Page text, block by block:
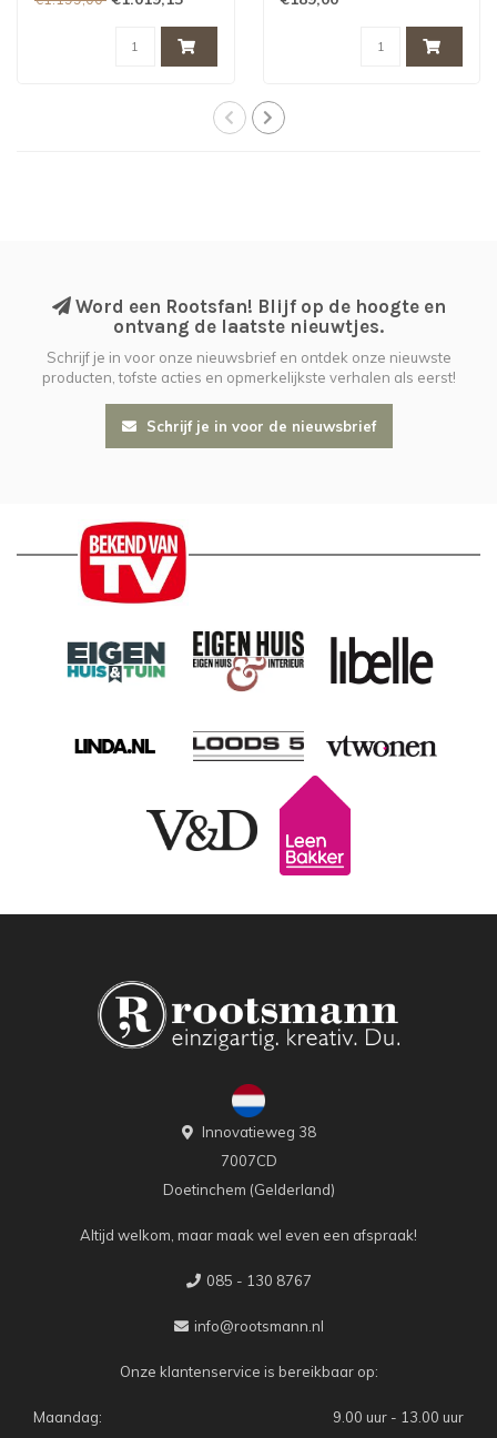
Word een Rootsfan! Blijf op de hoogte en
ontvang de laatste nieuwtjes.
Schrijf je in voor onze nieuwsbrief en ontdek onze nieuwste
producten, tofste acties en opmerkelijkste verhalen als eerst!
Schrijf je in voor de nieuwsbrief
Innovatieweg 38
7007CD
Doetinchem (Gelderland)
Altijd welkom, maar maak wel even een afspraak!
085 - 130 8767
info@rootsmann.nl
Onze klantenservice is bereikbaar op:
Maandag:
9.00 uur - 13.00 uur